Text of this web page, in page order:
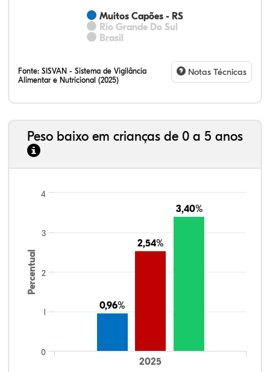
Muitos Capões - RS
Rio Grande Do Sul
Brasil
Fonte: SISVAN - Sistema de Vigilância
Alimentar e Nutricional (2025)
Notas Técnicas
Peso baixo em crianças de 0 a 5 anos
Percentual
0,96%
0,96%
2,54%
2,54%
3,40%
3,40%
2025
0
1
2
3
4